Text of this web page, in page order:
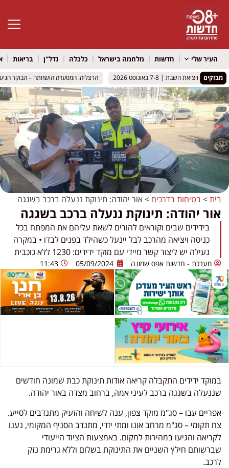
פתח
העיר שלי חדשות מלחמה בישראל כלכלה נדל"ן בריאות
מבזקים
ויציאת השבת | 7-8 באוגוסט 2026
ויציאת השבת | 7-8 באוגוסט 2026 הרצליה: המסעדה הושחתה – הבוקר הגיע
הרצליה: המסעדה הושחתה – הבוקר הגיע
בית>בטיחות בדרכים >אור יהודה: תינוקת ננעלה ברכב בשגגה
אור יהודה: תינוקת ננעלה ברכב בשגגה
בידידים שבים וקוראים להורים לשאת עליהם את המפתח בכל
כניסה ויציאה מהרכב לבל יינעל כשהילד בפנים לבדו • במקרה
נעילה יש ליצור קשר מיידי עם מוקד ידידים: 1230 ללא כוכבית
מערכת - חדשות אפס שמונה 05/09/2024
11:43
במוקד ידידים התקבלה קריאה אודות תינוקת כבת שמונה חודשים
שננעלה בשגגה ברכב לעיני אמהּ, ברחוב מצדה באור יהודה.
אפריים עבו – סג"מ מוקד צפון, ענה לשיחה והזעיק מתנדבים לסייע.
צח תקומי – סג"מ מרחב אונו ומתי יזדי, מתנדב הסניף המקומי, נענו
לקריאה והגיעו במהירות למקום. באמצעות הציוד הייעודי
שברשותם חילץ השניים את התינוקת בשלום וללא גרימת נזק
לרכב.